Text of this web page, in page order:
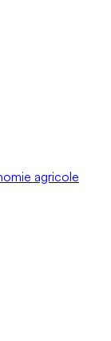
agricole